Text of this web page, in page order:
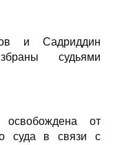
и Садриддин
судьями
от
суда в связи с